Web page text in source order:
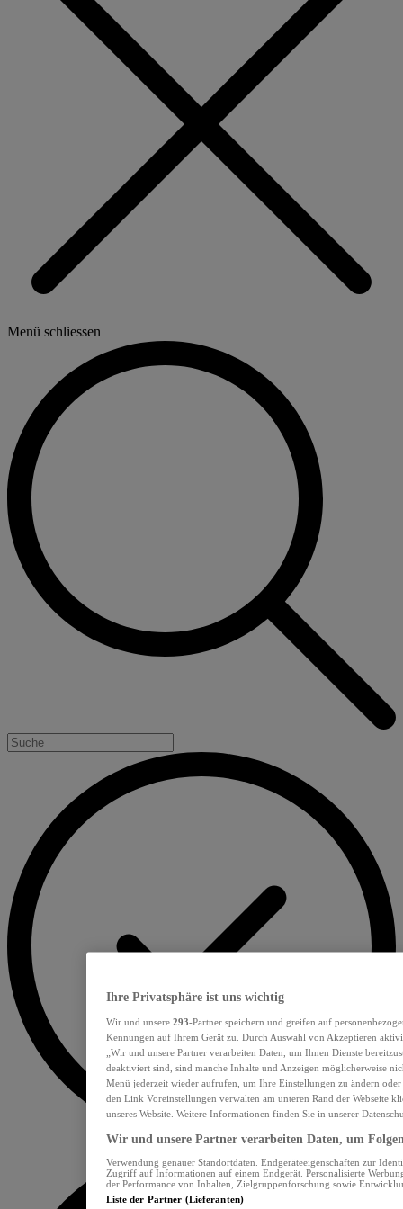
Menü schliessen
Ihre Privatsphäre ist uns wichtig
Wir und unsere 293-Partner speichern und greifen auf
Kennungen auf Ihrem Gerät zu. Durch Auswahl von Akzeptieren
„Wir und unsere Partner verarbeiten Daten, um Ihnen Dienste
deaktiviert sind, sind manche Inhalte und Anzeigen möglicherweise
Menü jederzeit wieder aufrufen, um Ihre Einstellungen zu ändern
den Link Voreinstellungen verwalten am unteren Rand der Webseite
unseres Website. Weitere Informationen finden Sie in unserer
Wir und unsere Partner verarbeiten Daten, um
Verwendung genauer Standortdaten. Endgeräteeigenschaften zur
Zugriff auf Informationen auf einem Endgerät. Personalisierte
der Performance von Inhalten, Zielgruppenforschung sowie
Liste der Partner (Lieferanten)